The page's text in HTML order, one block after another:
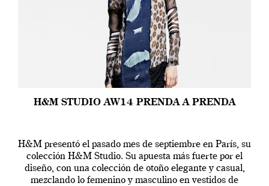
H&M STUDIO AW14 PRENDA A PRENDA
H&M presentó el pasado mes de septiembre en París, su
colección H&M Studio. Su apuesta más fuerte por el
diseño, con una colección de otoño elegante y casual,
mezclando lo femenino y masculino en vestidos de